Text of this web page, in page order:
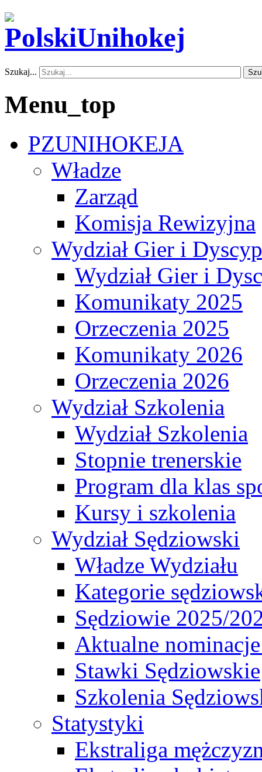
Szukaj...
Menu_top
PZUNIHOKEJA
Władze
Zarząd
Komisja Rewizyjna
Wydział Gier i
Wydział Gier i
Komunikaty 2025
Orzeczenia 2025
Komunikaty 2026
Orzeczenia 2026
Wydział Szkolenia
Wydział Szkolenia
Stopnie trenerskie
Program dla klas
Kursy i szkolenia
Wydział Sędziowski
Władze Wydziału
Kategorie
Sędziowie 2025/
Aktualne
Stawki Sędziowskie
Szkolenia
Statystyki
Ekstraliga